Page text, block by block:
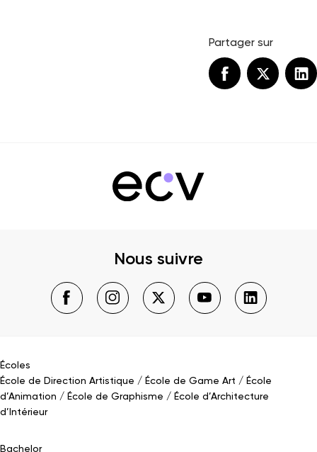
Partager sur
Nous suivre
Écoles
École de Direction Artistique
École de Game Art
École
d’Animation
École de Graphisme
École d’Architecture
d’Intérieur
Bachelor